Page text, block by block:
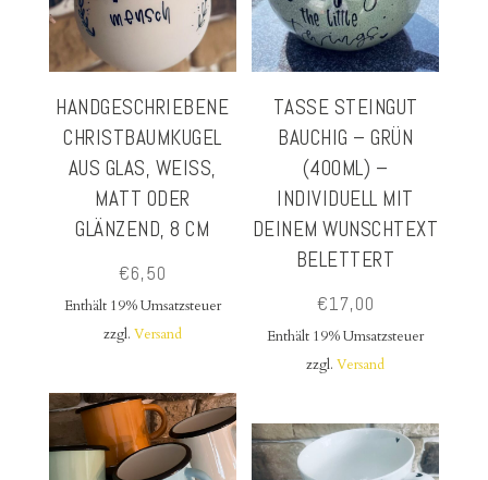
HANDGESCHRIEBENE
CHRISTBAUMKUGEL
AUS GLAS, WEISS,
MATT ODER
GLÄNZEND, 8 CM
€6,50
Enthält 19% Umsatzsteuer
zzgl. Versand
TASSE STEINGUT
BAUCHIG – GRÜN
(400ML) –
INDIVIDUELL MIT
DEINEM WUNSCHTEXT
BELETTERT
€17,00
Enthält 19% Umsatzsteuer
zzgl.Versand